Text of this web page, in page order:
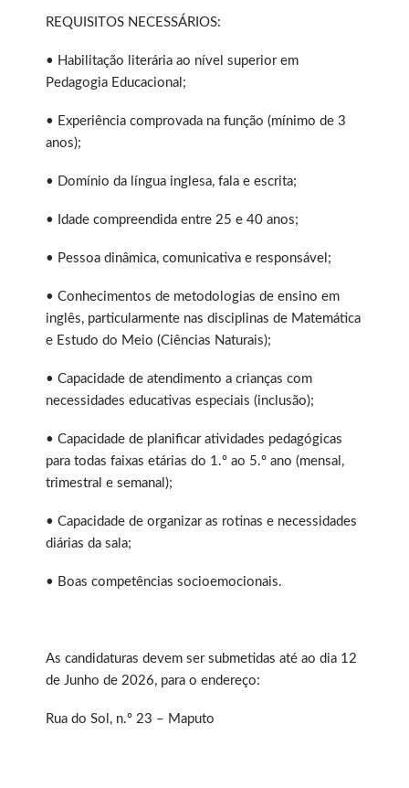
REQUISITOS NECESSÁRIOS:
• Habilitação literária ao nível superior em
Pedagogia Educacional;
• Experiência comprovada na função (mínimo de 3
anos);
• Domínio da língua inglesa, fala e escrita;
• Idade compreendida entre 25 e 40 anos;
• Pessoa dinâmica, comunicativa e responsável;
• Conhecimentos de metodologias de ensino em
inglês, particularmente nas disciplinas de Matemática
e Estudo do Meio (Ciências Naturais);
• Capacidade de atendimento a crianças com
necessidades educativas especiais (inclusão);
• Capacidade de planificar atividades pedagógicas
para todas faixas etárias do 1.º ao 5.º ano (mensal,
trimestral e semanal);
• Capacidade de organizar as rotinas e necessidades
diárias da sala;
• Boas competências socioemocionais.
As candidaturas devem ser submetidas até ao dia 12
de Junho de 2026, para o endereço:
Rua do Sol, n.º 23 – Maputo